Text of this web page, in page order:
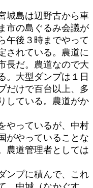
城島は辺野古から車
市の島ぐるみ会議が
午後３時までやって
されている。農道に
長だ。農道なので大
。大型ダンプは１日
だけで百台以上、多
している。農道がか
やっているが、中村
がやっていることな
農道管理者としては
ンプに積んで、これ